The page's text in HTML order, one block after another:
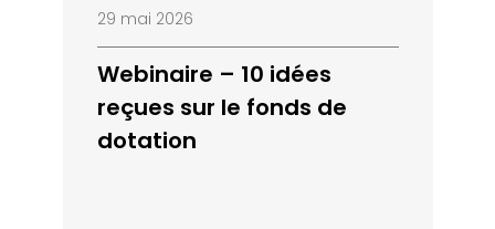
29 mai 2026
Webinaire – 10 idées
reçues sur le fonds de
dotation